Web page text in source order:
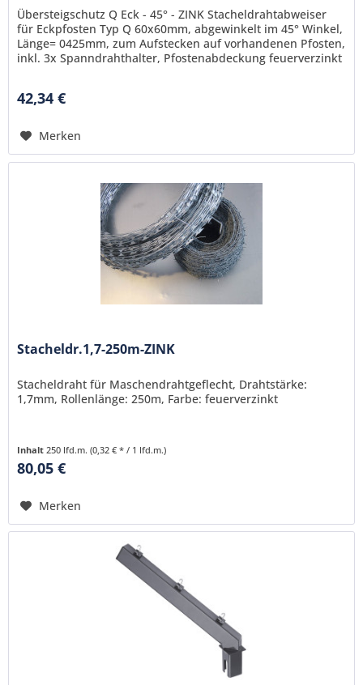
Übersteigschutz Q Eck - 45° - ZINK Stacheldrahtabweiser
für Eckpfosten Typ Q 60x60mm, abgewinkelt im 45° Winkel,
Länge= 0425mm, zum Aufstecken auf vorhandenen Pfosten,
inkl. 3x Spanndrahthalter, Pfostenabdeckung feuerverzinkt
42,34 €
Merken
Stacheldr.1,7-250m-ZINK
Stacheldraht für Maschendrahtgeflecht, Drahtstärke:
1,7mm, Rollenlänge: 250m, Farbe: feuerverzinkt
Inhalt 250 lfd.m.(0,32 € * / 1 lfd.m.)
80,05 €
Merken